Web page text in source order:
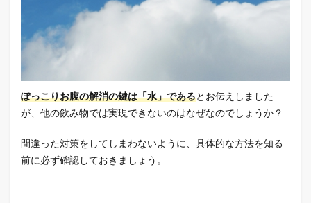
ぽっこりお腹の解消の鍵は「水」であるとお伝えしました
が、他の飲み物では実現できないのはなぜなのでしょうか？
間違った対策をしてしまわないように、具体的な方法を知る
前に必ず確認しておきましょう。